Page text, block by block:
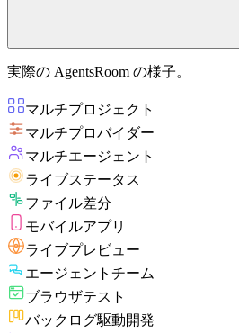
実際の AgentsRoom の様子。
マルチプロジェクト
マルチプロバイダー
マルチエージェント
ライブステータス
ファイル差分
モバイルアプリ
ライブプレビュー
エージェントチーム
ブラウザテスト
バックログ駆動開発